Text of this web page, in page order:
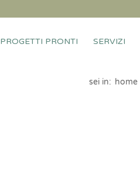
PROGETTI PRONTI SERVIZI
sei in: home